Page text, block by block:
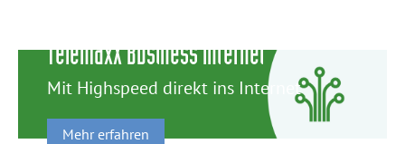
TelemaxX Business Internet
Mit Highspeed direkt ins Internet
Mehr erfahren